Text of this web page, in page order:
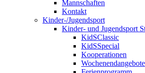
Mannschaften
Kontakt
Kinder-/Jugendsport
Kinder- und Jugendsport
KidSClassic
KidSSpecial
Kooperationen
Wochenendangebote